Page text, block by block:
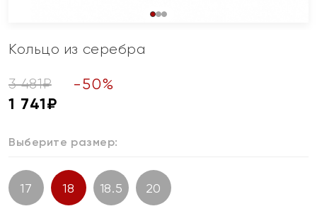
Кольцо из серебра
3 481₽ -50%
1 741₽
Выберите размер:
17 18 18.5 20